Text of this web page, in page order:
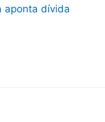
aponta dívida